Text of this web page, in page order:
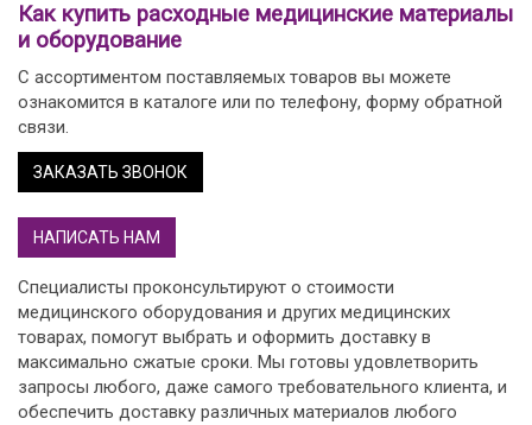
Как купить расходные медицинские материалы
и оборудование
С ассортиментом поставляемых товаров вы можете
ознакомится в каталоге или по телефону, форму обратной
связи.
ЗАКАЗАТЬ ЗВОНОК
НАПИСАТЬ НАМ
Специалисты проконсультируют о стоимости
медицинского оборудования и других медицинских
товарах, помогут выбрать и оформить доставку в
максимально сжатые сроки. Мы готовы удовлетворить
запросы любого, даже самого требовательного клиента, и
обеспечить доставку различных материалов любого